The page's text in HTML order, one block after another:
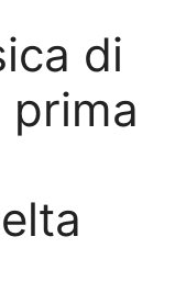
di
prima